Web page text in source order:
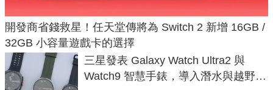
開發商省錢救星！任天堂傳將為 Switch 2 新增 16GB /
32GB 小容量遊戲卡的選擇
三星發表 Galaxy Watch Ultra2 與
Watch9 智慧手錶，導入潛水與越野跑